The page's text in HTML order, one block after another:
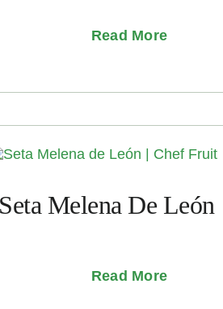
Read More
Seta Melena De León
Read More